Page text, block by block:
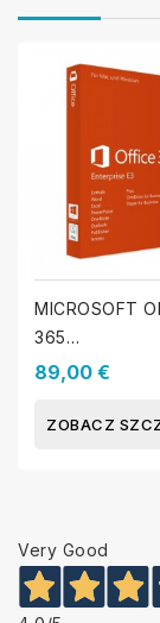
MICROSOFT
365
89,00 €
ZOBACZ
Very Good